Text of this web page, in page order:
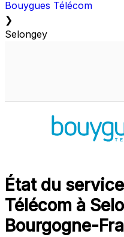
Bouygues Télécom
❯
Selongey
État du
Télécom à
Bourgogne-